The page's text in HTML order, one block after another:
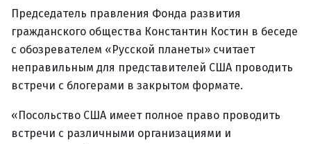
Председатель правления Фонда развития
гражданского общества Константин Костин в беседе
с обозревателем «Русской планеты» считает
неправильным для представителей США проводить
встречи с блогерами в закрытом формате.
«Посольство США имеет полное право проводить
встречи с различными организациями и